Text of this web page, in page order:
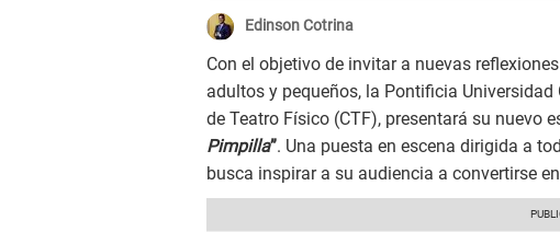
Edinson Cotrina
Con el objetivo de invitar a nuevas
adultos y pequeños, la Pontificia Universidad
de Teatro Físico (CTF), presentará su nuevo
Pimpilla”. Una puesta en escena dirigida a
busca inspirar a su audiencia a convertirse